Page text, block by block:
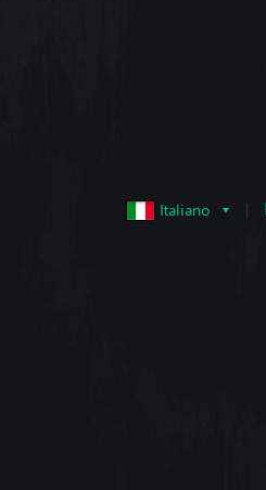
Italiano